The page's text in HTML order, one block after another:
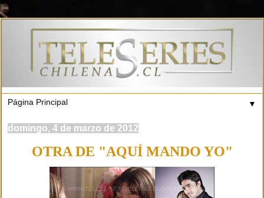
▼
domingo, 4 de marzo de 2012
OTRA DE "AQUÍ MANDO YO"